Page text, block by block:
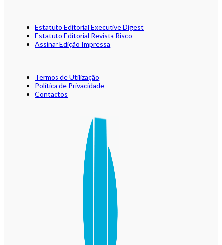
Estatuto Editorial Executive Digest
Estatuto Editorial Revista Risco
Assinar Edição Impressa
Termos de Utilização
Política de Privacidade
Contactos